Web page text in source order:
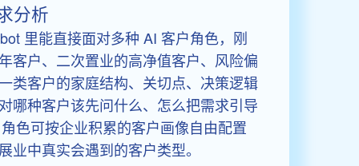
分析
里能直接面对多种 AI 客户角色，刚
客户、二次置业的高净值客户、风险偏
类客户的家庭结构、关切点、决策逻辑
哪种客户该先问什么、怎么把需求引导
色可按企业积累的客户画像自由配置
业中真实会遇到的客户类型。